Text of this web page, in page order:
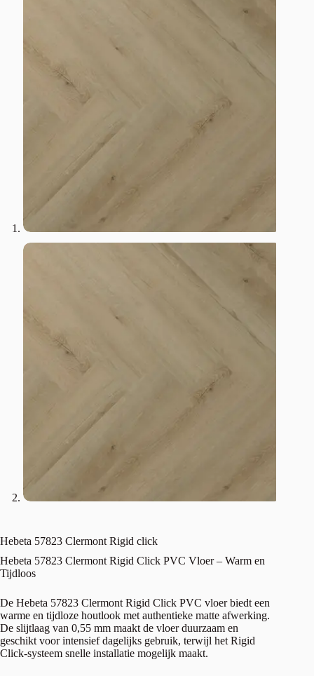
Hebeta 57823 Clermont Rigid click
Hebeta 57823 Clermont Rigid Click PVC Vloer – Warm en
Tijdloos
De Hebeta 57823 Clermont Rigid Click PVC vloer biedt een
warme en tijdloze houtlook met authentieke matte afwerking.
De slijtlaag van 0,55 mm maakt de vloer duurzaam en
geschikt voor intensief dagelijks gebruik, terwijl het Rigid
Click-systeem snelle installatie mogelijk maakt.